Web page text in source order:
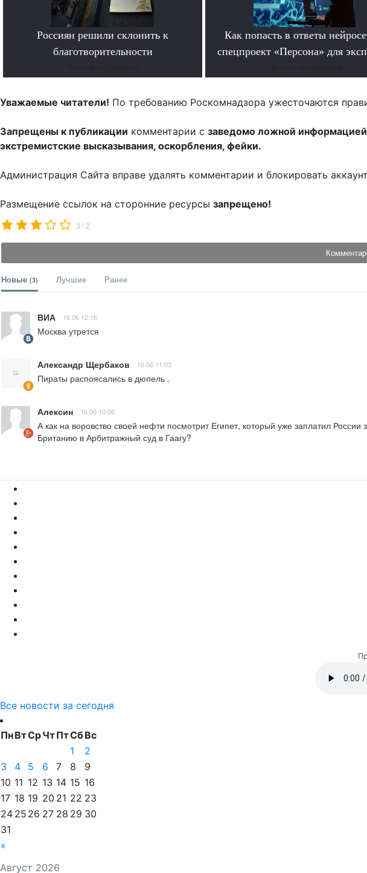
Россиян решили склонить к
благотворительности
Как попасть в ответы
спецпроект «Персона» для
Уважаемые читатели! По требованию Роскомнадзора ужесточаются
Запрещены к публикации комментарии с заведомо ложной информацией
экстремистские высказывания, оскорбления, фейки.
Администрация Сайта вправе удалять комментарии и блокировать
Размещение ссылок на сторонние ресурсы запрещено!
3 /2
Новые (3) Лучшие Ранее
ВИА 16.06 12:16
Москва утрется
Александр Щербаков 16.06 11:03
Пираты распоясались в дюпель .
Алексин 16.06 10:06
А как на воровство своей нефти посмотрит Египет, который уже заплатил
Британию в Арбитражный суд в Гаагу?
Все новости за сегодня
Август 2026
ПнВтСрЧтПтСбВс
«
1
2
3
4 5 6 7 8
9
10 11 12 13 14 15 16
17 18 19 20 21 22 23
24 25 26 27 28 29 30
31